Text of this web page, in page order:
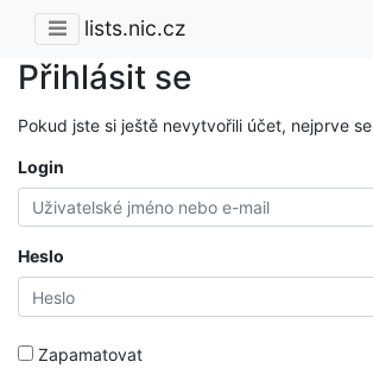
lists.nic.cz
Přihlásit se
Pokud jste si ještě nevytvořili účet, nejprve se
Login
Heslo
Zapamatovat